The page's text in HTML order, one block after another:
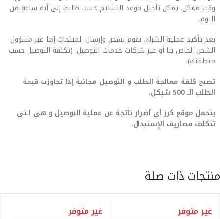
وقت ممكن. يمكن تأجيل موعد التسليم حسب طلبك إلى أية ساعة من
اليوم.
بعد تأكيد عملية الشراء، نقوم بشحن وإرسال المنتجات إما عبر مسؤول
الشحن الخاص بنا أو عبر شركات خدمات التوصيل. (تكلفة التوصيل حسب
منطقتك).
تصبح كلفة معالجة الطلب و التوصيل مجانية إذا تجاوزت قيمة
الطلب الـ 500 شيكل.
يتحمل موقع كرز أي أضرار ناتجة عن عملية التوصيل و هي التي
تتكلف مصاريف الإستبدال.
منتجات ذات صلة
غير متوفر غير متوفر